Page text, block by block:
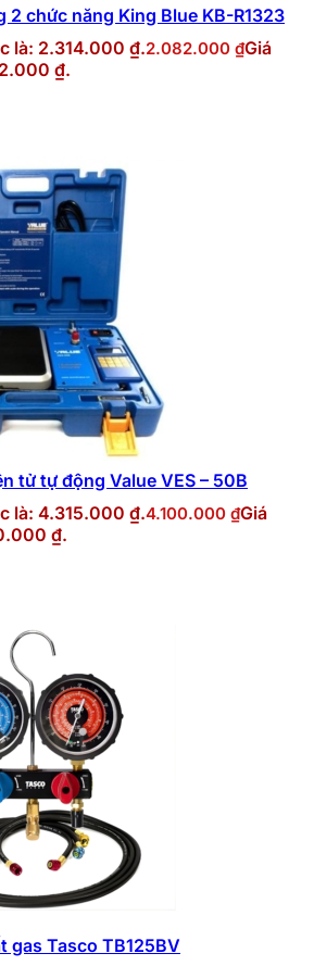
2 chức năng King Blue KB-R1323
là: 2.314.000 ₫.2.082.000 ₫Giá
₫.
tử tự động Value VES – 50B
là: 4.315.000 ₫.4.100.000 ₫Giá
₫.
gas Tasco TB125BV